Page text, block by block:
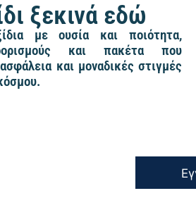
ξεκινά εδώ
με ουσία και ποιότητα,
και πακέτα που
και μοναδικές στιγμές